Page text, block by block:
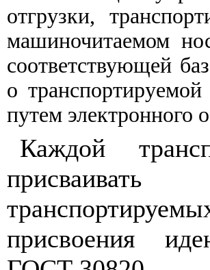
отгрузки,
машиночитаемом
соответствующей
о
путем электронного
Каждой
присвоения